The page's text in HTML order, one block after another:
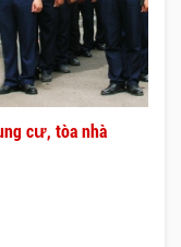
cư, tòa nhà